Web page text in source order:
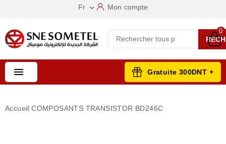
Fr  Mon compte
0
 Gratuite 300DNT +
Accueil COMPOSANTS TRANSISTOR BD246C